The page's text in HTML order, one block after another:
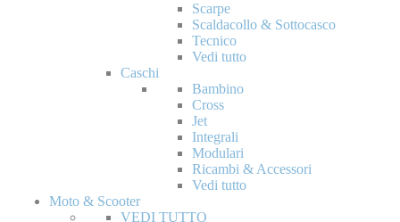
Scarpe
Scaldacollo & Sottocasco
Tecnico
Vedi tutto
Caschi
Bambino
Cross
Jet
Integrali
Modulari
Ricambi & Accessori
Vedi tutto
Moto & Scooter
VEDI TUTTO